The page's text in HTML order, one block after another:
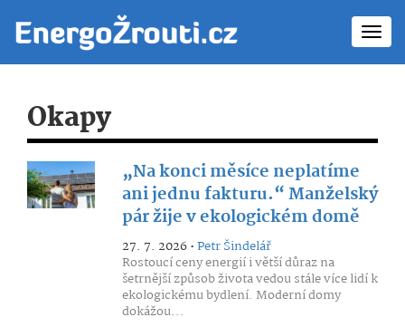
Okapy
„Na konci měsíce neplatíme
ani jednu fakturu.“ Manželský
pár žije v ekologickém domě
27. 7. 2026 •Petr Šindelář
Rostoucí ceny energií i větší důraz na
šetrnější způsob života vedou stále více lidí k
ekologickému bydlení. Moderní domy
dokážou...